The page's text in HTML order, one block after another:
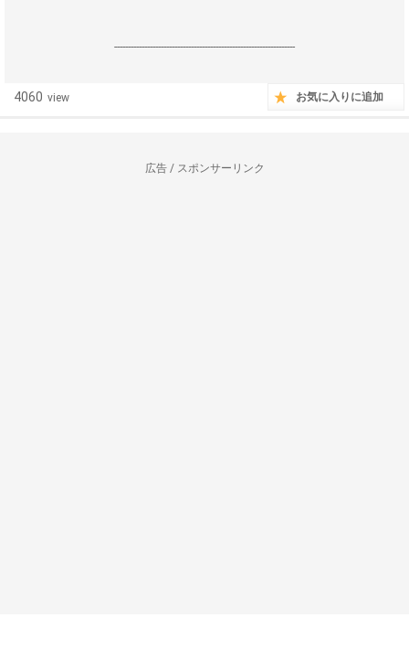
------------------------------------------------------------------
4060 view お気に入りに追加
広告 / スポンサーリンク